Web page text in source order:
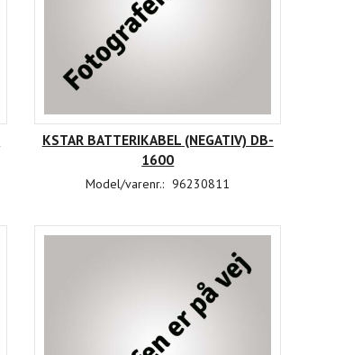
KSTAR BATTERIKABEL (NEGATIV) DB-
1600
Model/varenr.: 96230811